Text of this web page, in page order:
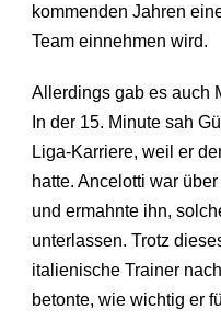
kommenden Jahren
Team einnehmen wird.
Allerdings gab es auch
In der 15. Minute sah
Liga-Karriere, weil er
hatte. Ancelotti war
und ermahnte ihn,
unterlassen. Trotz
italienische Trainer
betonte, wie wichtig er